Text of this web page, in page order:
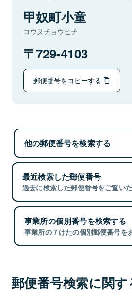
甲奴町小童
コウヌチョウヒチ
729-4103
郵便番号をコピーする
他の郵便番号を検索する
最近検索した郵便番号
過去に検索した郵便番号をご覧いた
事業所の個別番号を検索する
事業所の７けたの個別郵便番号を
郵便番号検索に関す